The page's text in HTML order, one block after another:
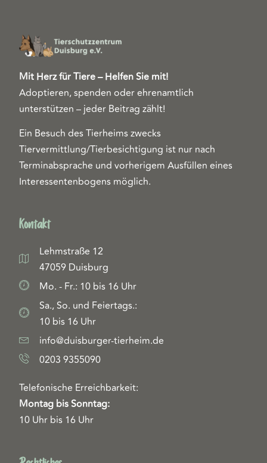
Mit Herz für Tiere – Helfen Sie mit!
Adoptieren, spenden oder ehrenamtlich
unterstützen – jeder Beitrag zählt!
Ein Besuch des Tierheims zwecks
Tiervermittlung/Tierbesichtigung ist nur nach
Terminabsprache und vorherigem Ausfüllen eines
Interessentenbogens möglich.
Kontakt
Lehmstraße 12
47059 Duisburg
Mo. - Fr.: 10 bis 16 Uhr
Sa., So. und Feiertags.:
10 bis 16 Uhr
info@duisburger-tierheim.de
0203 9355090
Telefonische Erreichbarkeit:
Montag bis Sonntag:
10 Uhr bis 16 Uhr